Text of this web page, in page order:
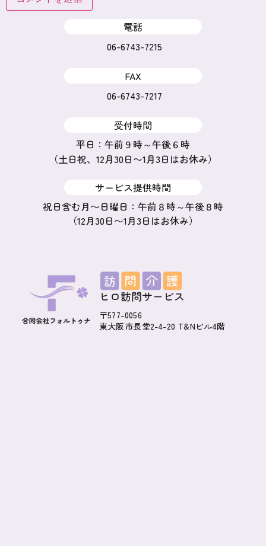
電話
06-6743-7215
FAX
06-6743-7217
受付時間
平日：午前９時～午後６時
（土日祝、12月30日〜1月3日はお休み）
サービス提供時間
祝日含む月〜日曜日：午前８時～午後８時
（12月30日〜1月3日はお休み）
〒577-0056
東大阪市長堂2-4-20 T&Nビル4階